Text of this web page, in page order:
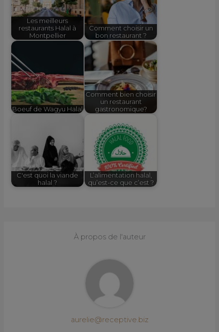
Les meilleurs
restaurants Halal à
Montpellier
Comment choisir un
bon restaurant ?
Boeuf de Wagyu Halal
Comment bien choisir
un restaurant
gastronomique?
C'est quoi la viande
halal ?
L’alimentation halal,
qu’est-ce que c’est ?
À propos de l'auteur
aurelie@receptive.biz